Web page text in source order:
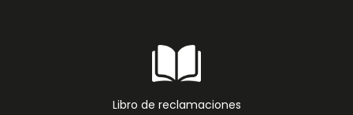
Libro de reclamaciones